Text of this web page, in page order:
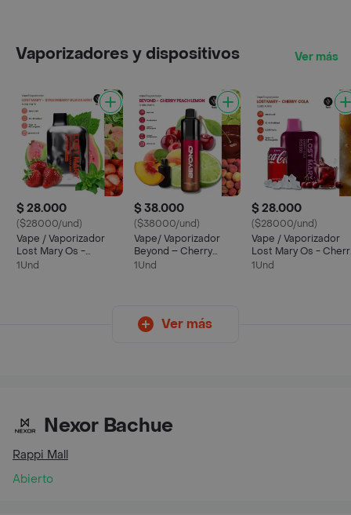
Vaporizadores y dispositivos Ver más
$ 28.000
($28000/und)
Vape / Vaporizador
Lost Mary Os -
Strawberry Guava Mint
1Und
$ 38.000
($38000/und)
Vape/ Vaporizador
Beyond – Cherry
Peach Lemon - 12 K
1Und
$ 28.000
($28000/und)
Vape / Vaporizador
Lost Mary Os -
Cola - 5k
1Und
Ver más
Nexor Bachue
Rappi Mall
Abierto